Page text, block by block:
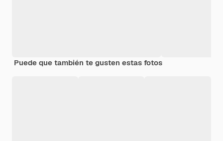
Puede que también te gusten estas fotos